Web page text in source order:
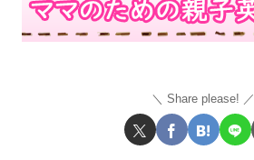
Share please!